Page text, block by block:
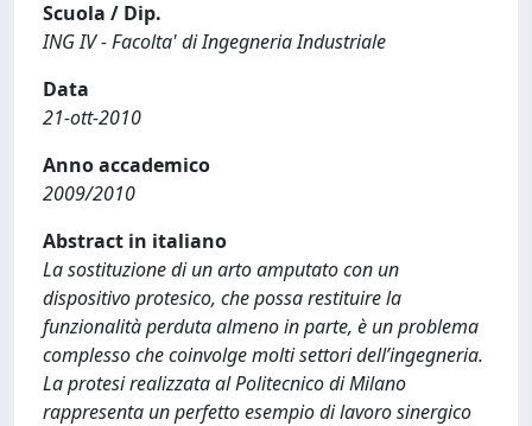
Scuola / Dip.
ING IV - Facolta' di Ingegneria Industriale
Data
21-ott-2010
Anno accademico
2009/2010
Abstract in italiano
La sostituzione di un arto amputato con un
dispositivo protesico, che possa restituire la
funzionalità perduta almeno in parte, è un problema
complesso che coinvolge molti settori dell’ingegneria.
La protesi realizzata al Politecnico di Milano
rappresenta un perfetto esempio di lavoro sinergico